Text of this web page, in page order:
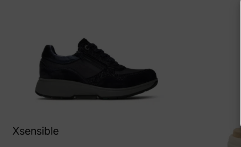
Xsensible